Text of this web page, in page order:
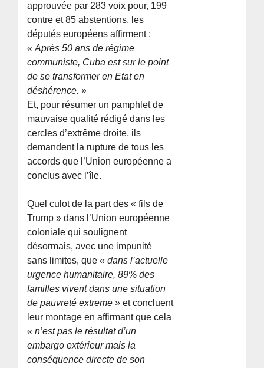
approuvée par 283 voix pour, 199
contre et 85 abstentions, les
députés européens affirment :
« Après 50 ans de régime
communiste, Cuba est sur le point
de se transformer en Etat en
déshérence. »
Et, pour résumer un pamphlet de
mauvaise qualité rédigé dans les
cercles d’extrême droite, ils
demandent la rupture de tous les
accords que l’Union européenne a
conclus avec l’île.
Quel culot de la part des « fils de
Trump » dans l’Union européenne
coloniale qui soulignent
désormais, avec une impunité
sans limites, que« dans l’actuelle
urgence humanitaire, 89% des
familles vivent dans une situation
de pauvreté extreme »et concluent
leur montage en affirmant que cela
« n’est pas le résultat d’un
embargo extérieur mais la
conséquence directe de son